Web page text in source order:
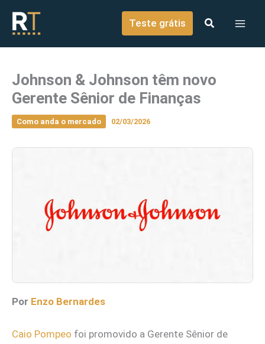
conteúdo
Teste grátis
Johnson & Johnson têm novo
Gerente Sênior de Finanças
Como anda o mercado 02/03/2026
Por Enzo Bernardes
Caio Pompeo foi promovido a Gerente Sênior de